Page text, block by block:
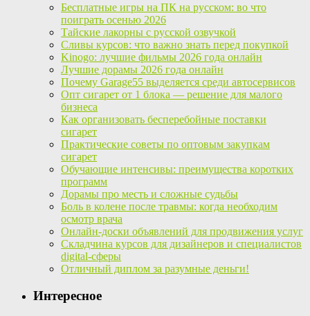
Бесплатные игры на ПК на русском: во что
поиграть осенью 2026
Тайские лакорны с русской озвучкой
Сливы курсов: что важно знать перед покупкой
Kinogo: лучшие фильмы 2026 года онлайн
Лучшие дорамы 2026 года онлайн
Почему Garage55 выделяется среди автосервисов
Опт сигарет от 1 блока — решение для малого
бизнеса
Как организовать бесперебойные поставки
сигарет
Практические советы по оптовым закупкам
сигарет
Обучающие интенсивы: преимущества коротких
программ
Дорамы про месть и сложные судьбы
Боль в колене после травмы: когда необходим
осмотр врача
Онлайн-доски объявлений для продвижения услуг
Складчина курсов для дизайнеров и специалистов
digital-сферы
Отличный диплом за разумные деньги!
Интересное